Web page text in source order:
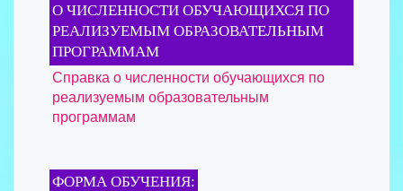
О ЧИСЛЕННОСТИ ОБУЧАЮЩИХСЯ ПО
РЕАЛИЗУЕМЫМ ОБРАЗОВАТЕЛЬНЫМ
ПРОГРАММАМ
Справка о численности обучающихся по
реализуемым образовательным
программам
ФОРМА ОБУЧЕНИЯ: